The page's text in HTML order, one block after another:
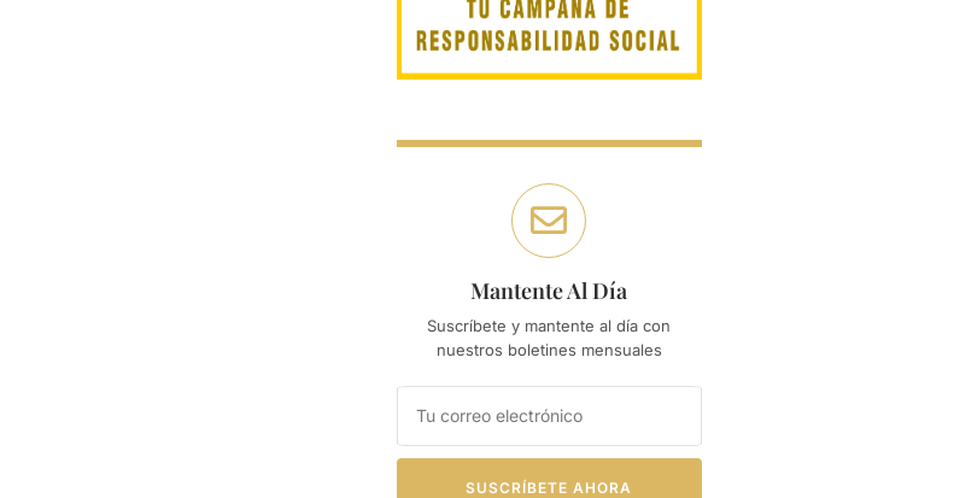
Mantente Al Día
Suscríbete y mantente al día con
nuestros boletines mensuales
SUSCRÍBETE AHORA